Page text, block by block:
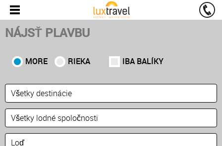
NÁJSŤ PLAVBU
MORE RIEKA IBA BALÍKY